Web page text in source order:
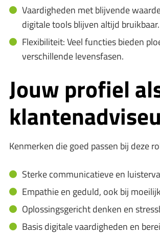
Vaardigheden met blijvende
digitale tools blijven altijd bruikbaar.
Flexibiliteit: Veel functies bieden
verschillende levensfasen.
Jouw profiel
Kenmerken die goed passen bij deze
Sterke communicatieve en
Empathie en geduld, ook bij
Oplossingsgericht denken en
Basis digitale vaardigheden en